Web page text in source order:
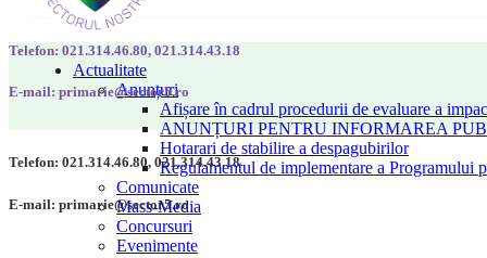
Actualitate
Anunțuri
Afișare în cadrul procedurii de evaluare a
ANUNȚURI PENTRU INFORMAREA
Hotarari de stabilire a despagubirilor
Regulamentul de implementare a Programului
Comunicate
Mass-Media
Concursuri
Evenimente
Telefon: 021.314.46.80, 021.314.43.18
E-mail: primarie@sector5.ro
Telefon: 021.314.46.80, 021.314.43.18
E-mail: primarie@sector5.ro